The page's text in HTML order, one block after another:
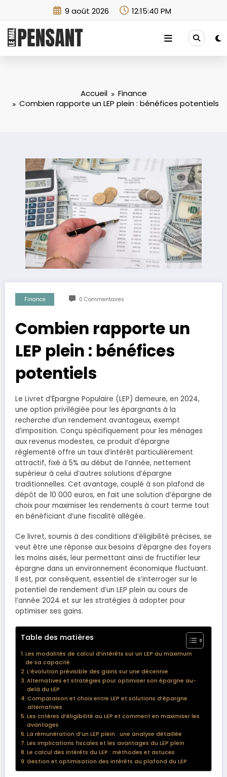
9 août 2026 12:15:42 PM
Accueil
Finance
Combien rapporte un LEP plein : bénéfices potentiels
Finance 0 Commentaires
Combien rapporte un
LEP plein : bénéfices
potentiels
Le Livret d’Épargne Populaire (LEP) demeure, en 2024,
une option privilégiée pour les épargnants à la
recherche d’un rendement avantageux, exempt
d’imposition. Conçu spécifiquement pour les ménages
aux revenus modestes, ce produit d’épargne
réglementé offre un taux d’intérêt particulièrement
attractif, fixé à 5% au début de l’année, nettement
supérieur à celui d’autres solutions d’épargne
traditionnelles. Cet avantage, couplé à son plafond de
dépôt de 10 000 euros, en fait une solution d’épargne de
choix pour maximiser les rendements à court terme tout
en bénéficiant d’une fiscalité allégée.
Ce livret, soumis à des conditions d’éligibilité précises, se
veut être une réponse aux besoins d’épargne des foyers
les moins aisés, leur permettant ainsi de fructifier leur
épargne dans un environnement économique fluctuant.
Il est, par conséquent, essentiel de s’interroger sur le
potentiel de rendement d’un LEP plein au cours de
l’année 2024 et sur les stratégies à adopter pour
optimiser ses gains.
Table des matières
Les modalités de calcul d’intérêts sur un LEP au maximum
de sa capacité
L’évolution prévisible des gains sur une décennie
Alternatives et stratégies pour optimiser son épargne au-
delà du LEP
Comparaison et choix entre LEP et solutions d’épargne
alternatives
Les critères d’éligibilité au LEP et comment en maximiser les
avantages
La rémunération d’un LEP plein : une analyse détaillée
Les implications fiscales et les avantages du LEP plein
Le calcul des intérêts du LEP : méthodes et astuces
Gestion et optimisation des intérêts au plafond du LEP